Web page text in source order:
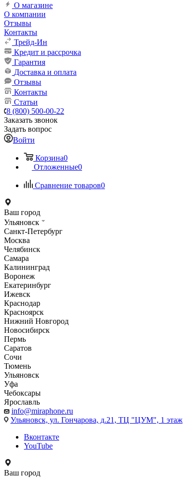
О магазине
О компании
Отзывы
Контакты
Трейд-Ин
Кредит и рассрочка
Гарантия
Доставка и оплата
Отзывы
Контакты
Статьи
8 (800) 500-00-22
Заказать звонок
Задать вопрос
Войти
Корзина0
Отложенные0
Сравнение товаров0
Ваш город
Ульяновск
Санкт-Петербург
Москва
Челябинск
Самара
Калининград
Воронеж
Екатеринбург
Ижевск
Краснодар
Красноярск
Нижний Новгород
Новосибирск
Пермь
Саратов
Сочи
Тюмень
Ульяновск
Уфа
Чебоксары
Ярославль
info@miraphone.ru
Ульяновск, ул. Гончарова, д.21, ТЦ "ЦУМ", 1 этаж
Вконтакте
YouTube
Ваш город